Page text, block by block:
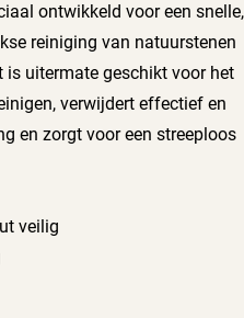
ontwikkeld voor een snelle,
reiniging van natuurstenen
uitermate geschikt voor het
verwijdert effectief en
en zorgt voor een streeploos
veilig